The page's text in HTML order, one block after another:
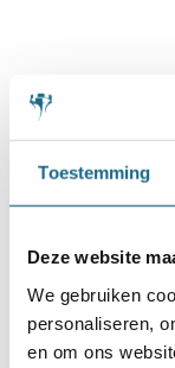
Toestemming
Deze website
We gebruiken
personaliseren,
en om ons